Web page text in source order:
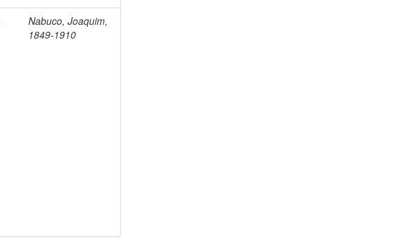
Nabuco, Joaquim,
1849-1910